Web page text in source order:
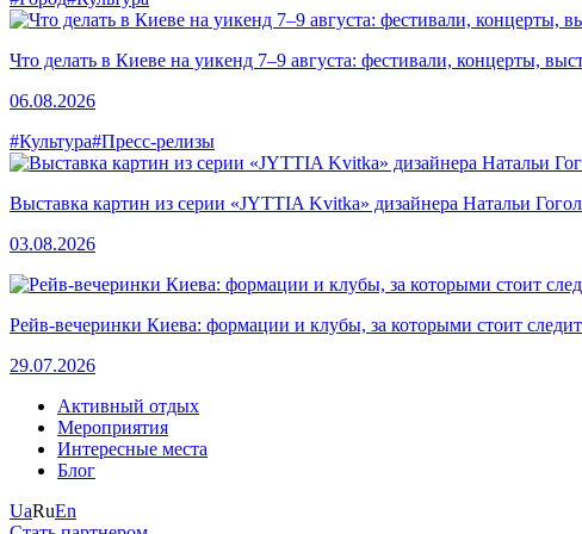
Что делать в Киеве на уикенд 7–9 августа: фестивали, концерты,
06.08.2026
#Культура#Пресс-релизы
Выставка картин из серии «JYTTIA Kvitka» дизайнера Натальи
03.08.2026
Рейв-вечеринки Киева: формации и клубы, за которыми стоит
29.07.2026
Активный отдых
Мероприятия
Интересные места
Блог
UaRuEn